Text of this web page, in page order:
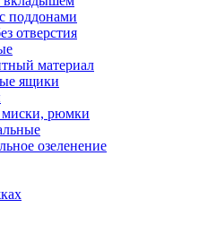
поддонами
отверстия
материал
ящики
рюмки
озеленение